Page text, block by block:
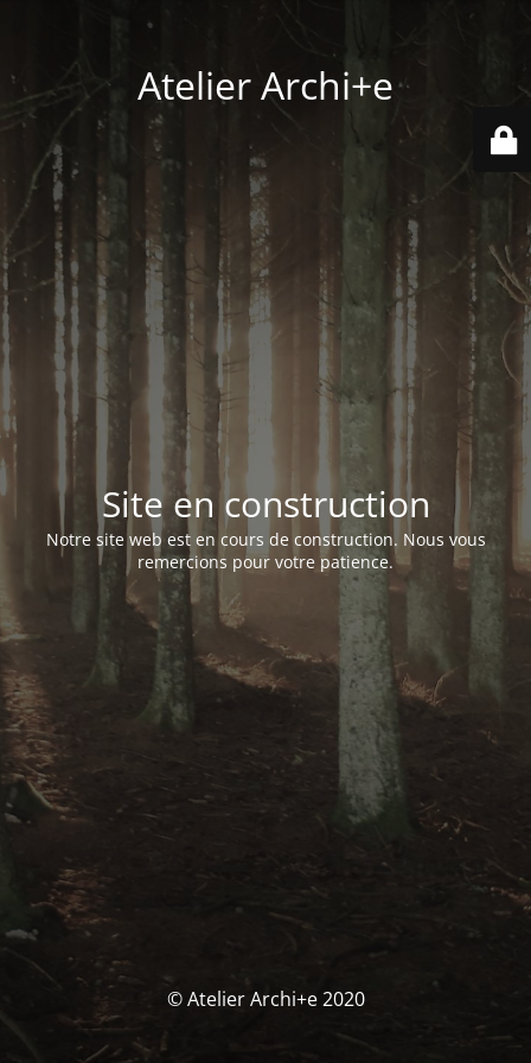
Atelier Archi+e
Site en construction
Notre site web est en cours de construction. Nous vous
remercions pour votre patience.
© Atelier Archi+e 2020